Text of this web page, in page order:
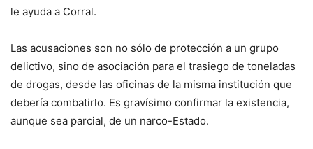
le ayuda a Corral.
Las acusaciones son no sólo de protección a un grupo
delictivo, sino de asociación para el trasiego de toneladas
de drogas, desde las oficinas de la misma institución que
debería combatirlo. Es gravísimo confirmar la existencia,
aunque sea parcial, de un narco-Estado.